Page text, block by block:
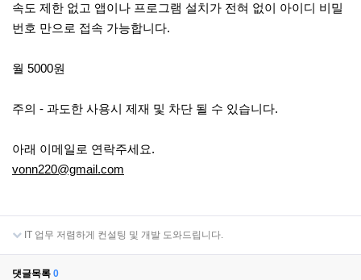
속도 제한 없고 앱이나 프로그램 설치가 전혀 없이 아이디 비밀
번호 만으로 접속 가능합니다.
월 5000원
주의 - 과도한 사용시 제재 및 차단 될 수 있습니다.
아래 이메일로 연락주세요.
vonn220@gmail.com
IT 업무 저렴하게 컨설팅 및 개발 도와드립니다.
댓글목록 0